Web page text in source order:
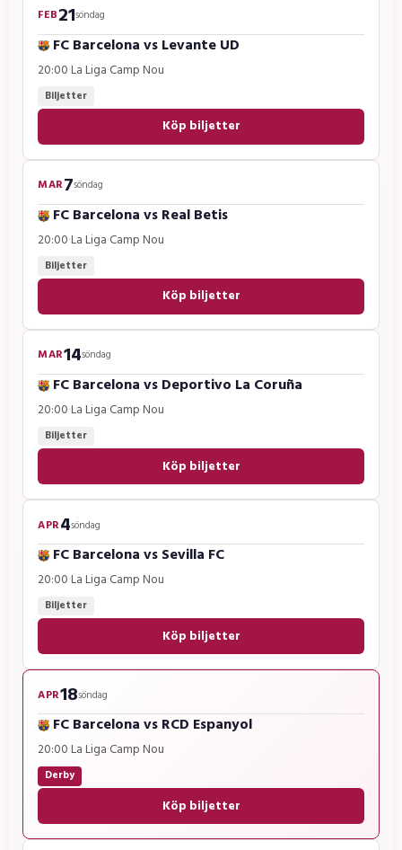
FEB21söndag
FC BarcelonavsLevante UD
20:00·La Liga·Camp Nou
Biljetter
Köp biljetter
MAR7söndag
FC BarcelonavsReal Betis
20:00·La Liga·Camp Nou
Biljetter
Köp biljetter
MAR14söndag
FC BarcelonavsDeportivo La Coruña
20:00·La Liga·Camp Nou
Biljetter
Köp biljetter
APR4söndag
FC BarcelonavsSevilla FC
20:00·La Liga·Camp Nou
Biljetter
Köp biljetter
APR18söndag
FC BarcelonavsRCD Espanyol
20:00·La Liga·Camp Nou
Derby
Köp biljetter